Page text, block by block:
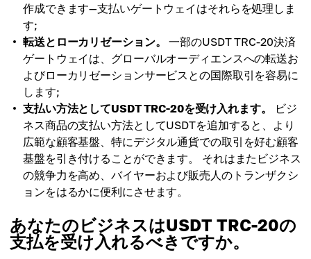
作成できます—支払いゲートウェイはそれらを処理しま
す;
転送とローカリゼーション。
一部のUSDT TRC-20決済
ゲートウェイは、グローバルオーディエンスへの転送お
よびローカリゼーションサービスとの国際取引を容易に
します;
支払い方法としてUSDT TRC-20を受け入れます。
ビジ
ネス商品の支払い方法としてUSDTを追加すると、より
広範な顧客基盤、特にデジタル通貨での取引を好む顧客
基盤を引き付けることができます。 それはまたビジネス
の競争力を高め、バイヤーおよび販売人のトランザクシ
ョンをはるかに便利にさせます。
あなたのビジネスはUSDT TRC-20の
支払を受け入れるべきですか。